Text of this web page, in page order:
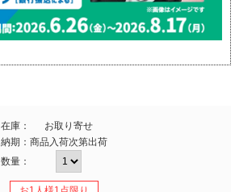
在庫：
お取り寄せ
納期： 商品入荷次第出荷
数量：